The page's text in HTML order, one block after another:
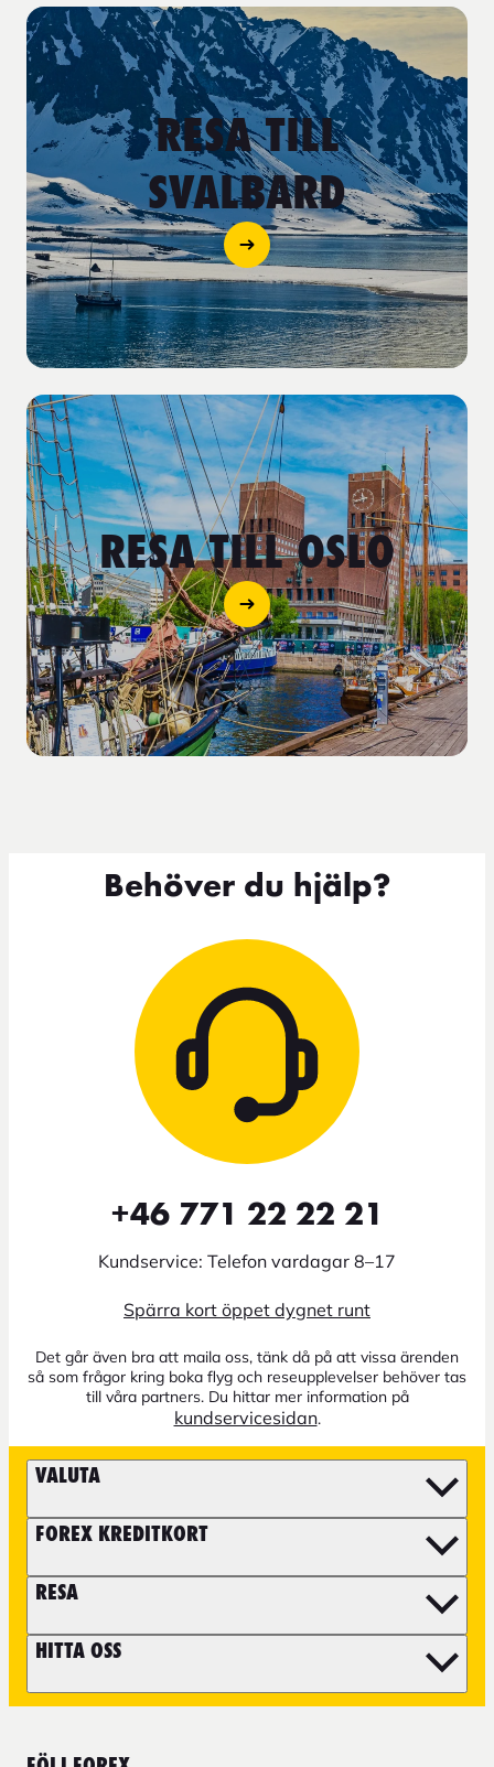
RESA TILL
SVALBARD
RESA TILL OSLO
Behöver du hjälp?
+46 771 22 22 21
Kundservice: Telefon vardagar 8–17
Spärra kort öppet dygnet runt
Det går även bra att maila oss, tänk då på att vissa ärenden
så som frågor kring boka flyg och reseupplevelser behöver tas
till våra partners. Du hittar mer information på
kundservicesidan.
VALUTA
FOREX KREDITKORT
RESA
HITTA OSS